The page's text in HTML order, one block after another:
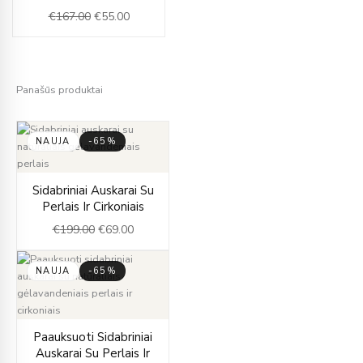
€167.00 €167.00.
€55.00€55.00.
Panašūs produktai
NAUJA -65%
Sidabriniai Auskarai Su
Perlais Ir Cirkoniais
€199.00
price
was:
€199.00.
€69.00
price
is:
€69.00.
NAUJA -65%
Paauksuoti Sidabriniai
Auskarai Su Perlais Ir
price
price